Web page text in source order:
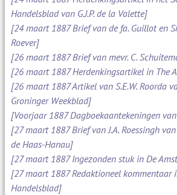
Handelsblad van G.J.P. de la Valette]
[24 maart 1887 Brief van de fa. Guillot en
Roever]
[26 maart 1887 Brief van mevr. C.
[26 maart 1887 Herdenkingsartikel in The
[26 maart 1887 Artikel van S.E.W. Roorda
Groninger Weekblad]
[Voorjaar 1887 Dagboekaantekeningen
[27 maart 1887 Brief van J.A. Roessingh
de Haas-Hanau]
[27 maart 1887 Ingezonden stuk in De
[27 maart 1887 Redaktioneel kommentaar
Handelsblad]